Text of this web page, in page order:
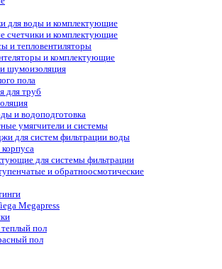
для воды и комплектующие
счетчики и комплектующие
и тепловентиляторы
и комплектующие
шумоизоляция
пола
для труб
и водоподготовка
умягчители и системы
для систем фильтрации воды
для системы фильтрации
и обратноосмотические
Megapress
пол
пол